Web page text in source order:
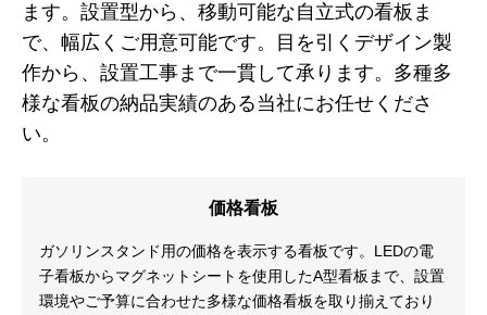
ます。設置型から、移動可能な自立式の看板ま
で、幅広くご用意可能です。目を引くデザイン製
作から、設置工事まで一貫して承ります。多種多
様な看板の納品実績のある当社にお任せくださ
い。
価格看板
ガソリンスタンド用の価格を表示する看板です。LEDの電
子看板からマグネットシートを使用したA型看板まで、設置
環境やご予算に合わせた多様な価格看板を取り揃えており